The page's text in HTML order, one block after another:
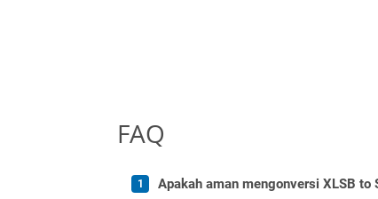
FAQ
Apakah aman mengonversi XLSB to